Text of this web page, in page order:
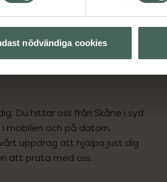
nödvändiga cookies
inom
bett och stick
Du hittar oss från Skåne i syd
mobilen och på datorn.
uppdrag att hjälpa just dig
att prata med oss.